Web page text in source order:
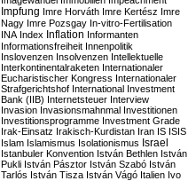
Impfung Imre Horváth Imre Kertész Imre
Nagy Imre Pozsgay In-vitro-Fertilisation
INA Index Inflation Informanten
Informationsfreiheit Innenpolitik
Inslovenzen Insolvenzen Intellektuelle
Interkontinentalraketen Internationaler
Eucharistischer Kongress Internationaler
Strafgerichtshof International Investment
Bank (IIB) Internetsteuer Interview
Invasion Invasionsmahnmal Investitionen
Investitionsprogramme Investment Grade
Irak-Einsatz Irakisch-Kurdistan Iran IS ISIS
Islam Islamismus Isolationismus Israel
Istanbuler Konvention István Bethlen István
Pukli István Pásztor István Szabó István
Tarlós István Tisza István Vágó Italien Ivo